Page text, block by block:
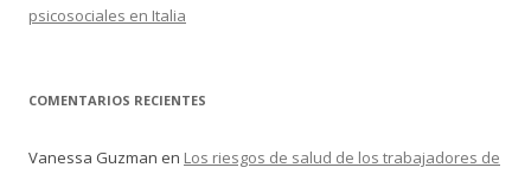
psicosociales en Italia
COMENTARIOS RECIENTES
Vanessa Guzman en Los riesgos de salud de los trabajadores de